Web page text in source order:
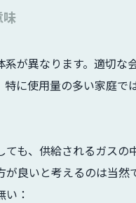
味
系が異なります。適切な
特に使用量の多い家庭
ても、供給されるガス
良いと考えるのは当然
：